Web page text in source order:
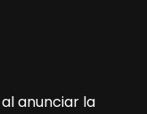
anunciar la